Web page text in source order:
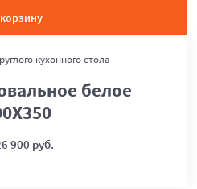
кухонного стола
белое
900 руб.